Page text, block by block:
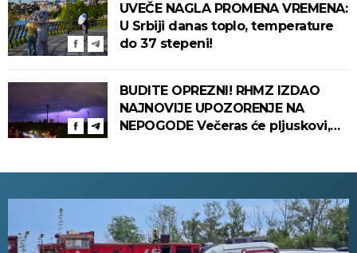
UVEČE NAGLA PROMENA VREMENA:
U Srbiji danas toplo, temperature
do 37 stepeni!
BUDITE OPREZNI! RHMZ IZDAO
NAJNOVIJE UPOZORENJE NA
NEPOGODE Večeras će pljuskovi,